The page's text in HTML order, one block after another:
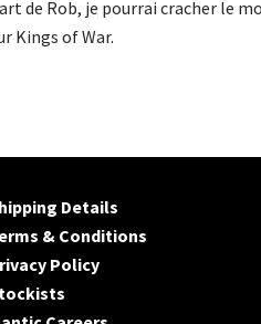
de Rob, je pourrai cracher le
Kings of War.
Details
& Conditions
Policy